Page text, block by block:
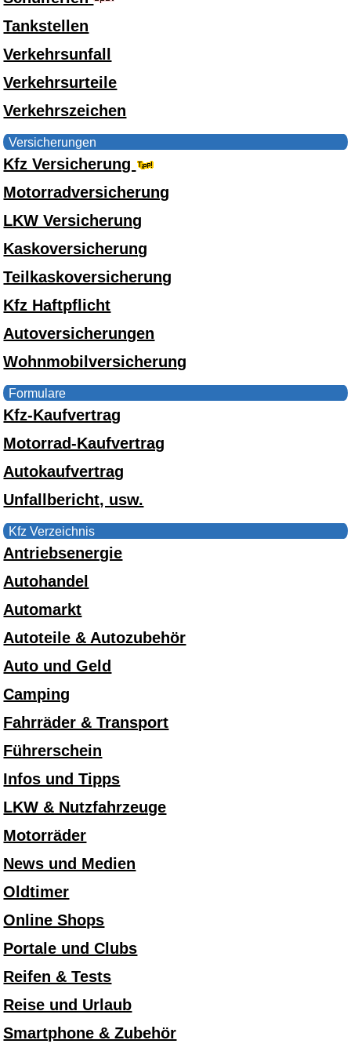
Tankstellen
Verkehrsunfall
Verkehrsurteile
Verkehrszeichen
Versicherungen
Kfz Versicherung
Motorradversicherung
LKW Versicherung
Kaskoversicherung
Teilkaskoversicherung
Kfz Haftpflicht
Autoversicherungen
Wohnmobilversicherung
Formulare
Kfz-Kaufvertrag
Motorrad-Kaufvertrag
Autokaufvertrag
Unfallbericht, usw.
Kfz Verzeichnis
Antriebsenergie
Autohandel
Automarkt
Autoteile & Autozubehör
Auto und Geld
Camping
Fahrräder & Transport
Führerschein
Infos und Tipps
LKW & Nutzfahrzeuge
Motorräder
News und Medien
Oldtimer
Online Shops
Portale und Clubs
Reifen & Tests
Reise und Urlaub
Smartphone & Zubehör